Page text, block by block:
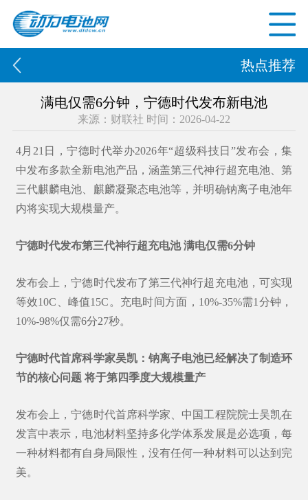
热点推荐
满电仅需6分钟，宁德时代发布新电池
来源：财联社 时间：2026-04-22
4月21日，宁德时代举办2026年“超级科技日”发布会，集
中发布多款全新电池产品，涵盖第三代神行超充电池、第
三代麒麟电池、 麒麟凝聚态电池等，并明确钠离子电池年
内将实现大规模量产。
宁德时代发布第三代神行超充电池 满电仅需6分钟
发布会上，宁德时代发布了第三代神行超充电池，可实现
等效10C、峰值15C。充电时间方面，10%-35%需1分钟，
10%-98%仅需6分27秒。
宁德时代首席科学家吴凯：钠离子电池已经解决了制造环
节的核心问题 将于第四季度大规模量产
发布会上，宁德时代首席科学家、中国工程院院士吴凯在
发言中表示，电池材料坚持多化学体系发展是必选项，每
一种材料都有自身局限性，没有任何一种材料可以达到完
美。